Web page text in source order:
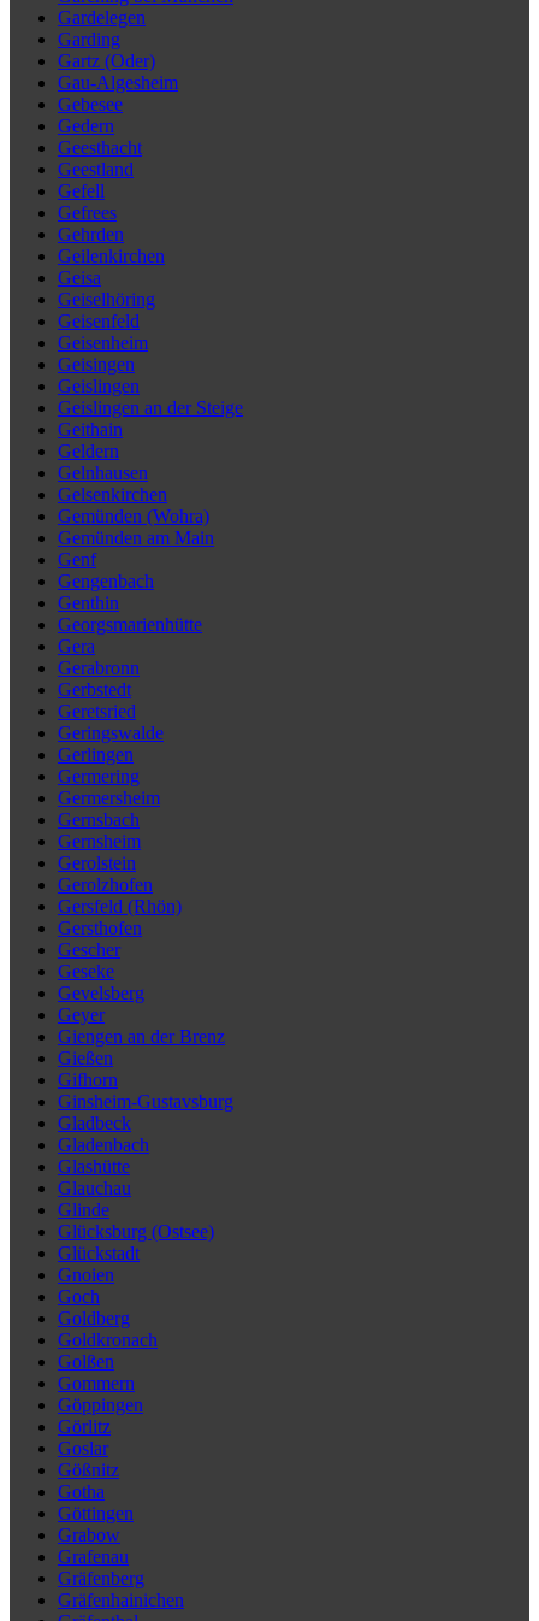
Gardelegen
Garding
Gartz (Oder)
Gau-Algesheim
Gebesee
Gedern
Geesthacht
Geestland
Gefell
Gefrees
Gehrden
Geilenkirchen
Geisa
Geiselhöring
Geisenfeld
Geisenheim
Geisingen
Geislingen
Geislingen an der Steige
Geithain
Geldern
Gelnhausen
Gelsenkirchen
Gemünden (Wohra)
Gemünden am Main
Genf
Gengenbach
Genthin
Georgsmarienhütte
Gera
Gerabronn
Gerbstedt
Geretsried
Geringswalde
Gerlingen
Germering
Germersheim
Gernsbach
Gernsheim
Gerolstein
Gerolzhofen
Gersfeld (Rhön)
Gersthofen
Gescher
Geseke
Gevelsberg
Geyer
Giengen an der Brenz
Gießen
Gifhorn
Ginsheim-Gustavsburg
Gladbeck
Gladenbach
Glashütte
Glauchau
Glinde
Glücksburg (Ostsee)
Glückstadt
Gnoien
Goch
Goldberg
Goldkronach
Golßen
Gommern
Göppingen
Görlitz
Goslar
Gößnitz
Gotha
Göttingen
Grabow
Grafenau
Gräfenberg
Gräfenhainichen